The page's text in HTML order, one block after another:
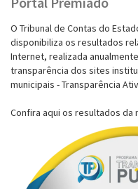
O Tribunal de Contas do
disponibiliza os resultados
Internet, realizada
transparência dos sites
municipais - Transparência
Confira aqui os resultados da